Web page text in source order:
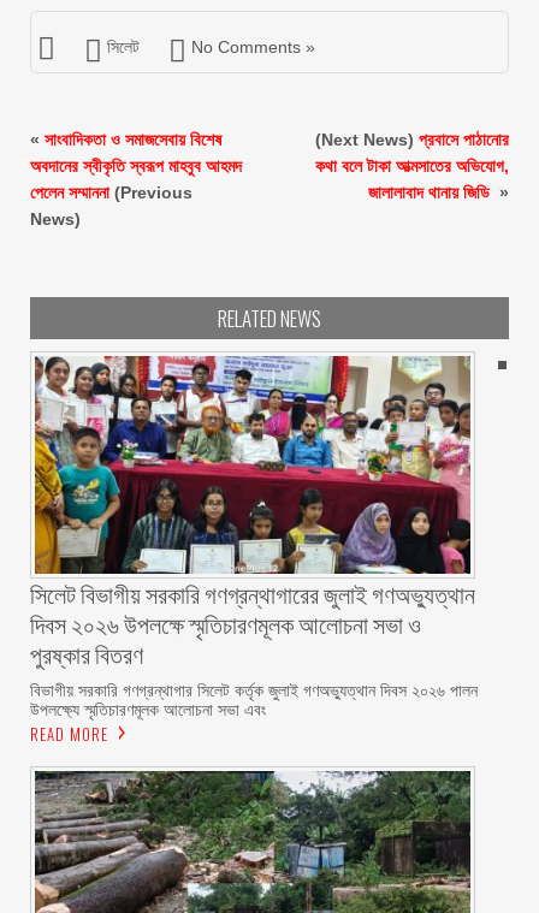
সিলেট No Comments »
« সাংবাদিকতা ও সমাজসেবায় বিশেষ
অবদানের স্বীকৃতি স্বরূপ মাহবুব আহমদ
পেলেন সম্মাননা(Previous
News)
(Next News) প্রবাসে পাঠানোর
কথা বলে টাকা আত্মসাতের অভিযোগ,
জালালাবাদ থানায় জিডি ‎ »
RELATED NEWS
সিলেট বিভাগীয় সরকারি গণগ্রন্থাগারের জুলাই গণঅভ্যুত্থান
দিবস ২০২৬ উপলক্ষে স্মৃতিচারণমূলক আলোচনা সভা ও
পুরষ্কার বিতরণ ‎ ‎
বিভাগীয় সরকারি গণগ্রন্থাগার সিলেট কর্তৃক জুলাই গণঅভ্যুত্থান দিবস ২০২৬ পালন
উপলক্ষ্যে স্মৃতিচারণমূলক আলোচনা সভা এবং
READ MORE